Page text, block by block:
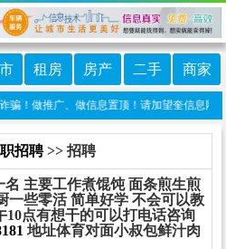
租房 房产 二手 商家
做推广、做信息置顶！请加望奎信息网客服
招聘>> 招聘
名 主要工作煮馄饨 面条煎生煎
一些零活 简单好学 不会可以教
10点有想干的可以打电话咨询
地址体育对面小叔包鲜汁肉